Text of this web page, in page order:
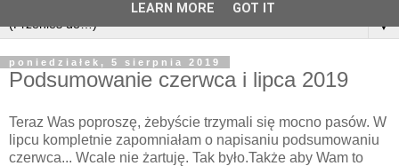
▼
poniedziałek, 5 sierpnia 2019
Podsumowanie czerwca i lipca 2019
Teraz Was poproszę, żebyście trzymali się mocno pasów. W
lipcu kompletnie zapomniałam o napisaniu podsumowaniu
czerwca... Wcale nie żartuję. Tak było.Także aby Wam to
LEARN MORE GOT IT